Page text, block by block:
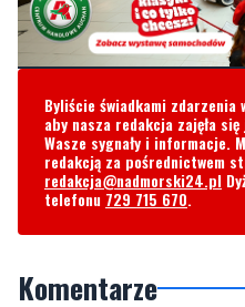
Byliście świadkami zdarzenia
aby nasza redakcja zajęła
Wasze sygnały i informacje.
redakcja@nadmorski24.pl
telefonu729 715 670.
Komentarze
Ale afera, że parę dzieci